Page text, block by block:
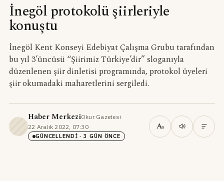
İnegöl protokolü şiirleriyle
konuştu
İnegöl Kent Konseyi Edebiyat Çalışma Grubu tarafından
bu yıl 3’üncüsü “Şiirimiz Türkiye’dir” sloganıyla
düzenlenen şiir dinletisi programında, protokol üyeleri
şiir okumadaki maharetlerini sergiledi.
Haber MerkeziOkur Gazetesi·
22 Aralık 2022, 07:30·
GÜNCELLENDI · 3 GÜN ÖNCE
Aa